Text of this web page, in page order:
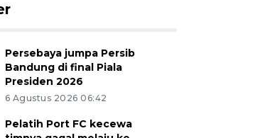
Persebaya jumpa Persib
Bandung di final Piala
Presiden 2026
6 Agustus 2026 06:42
Pelatih Port FC kecewa